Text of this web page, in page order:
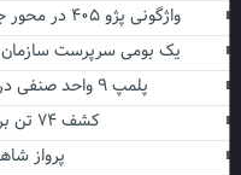
واژگونی پژو ۴۰۵ در محور جم–انارستان با یک کشته و ۳ مصدوم
یک بومی سرپرست سازمان
پلمپ ۹ واحد صنفی در بوشهر بدلیل تبلیغات نامتعارف
کشف ۷۴ تن برنج احتکار شده در بوشهر
پرواز